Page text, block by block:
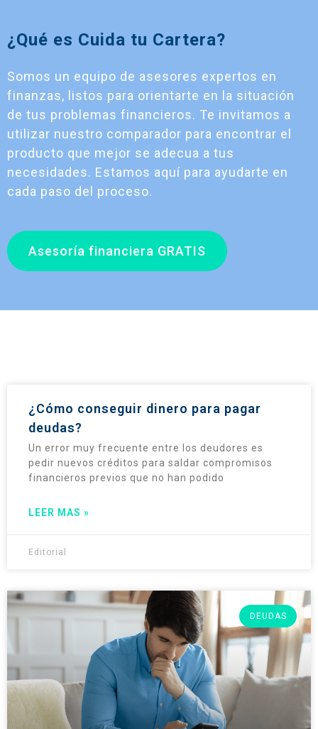
¿Qué es Cuida tu Cartera?
Somos un equipo de asesores expertos en
finanzas, listos para orientarte en la situación
de tus problemas financieros. Te invitamos a
utilizar nuestro comparador para encontrar el
producto que mejor se adecua a tus
necesidades. Estamos aquí para ayudarte en
cada paso del proceso.
Asesoría financiera GRATIS
¿Cómo conseguir dinero para pagar
deudas?
Un error muy frecuente entre los deudores es
pedir nuevos créditos para saldar compromisos
financieros previos que no han podido
LEER MAS »
Editorial
DEUDAS